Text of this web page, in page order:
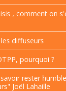
, comment on
diffuseurs
pourquoi ?
rester
Joël Lahaille